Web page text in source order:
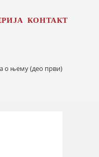
КОНТАКТ
о њему (део први)